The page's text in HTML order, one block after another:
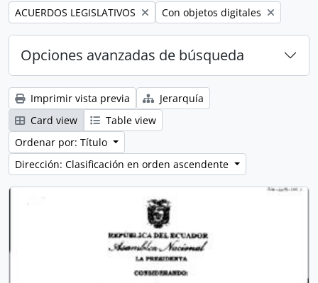
Remove filter:
ACUERDOS LEGISLATIVOS Remove filter:
Con objetos digitales
Opciones avanzadas de búsqueda
Imprimir vista previa
Jerarquía
Card view
Table view
Ordenar por: Título
Dirección: Clasificación en orden ascendente